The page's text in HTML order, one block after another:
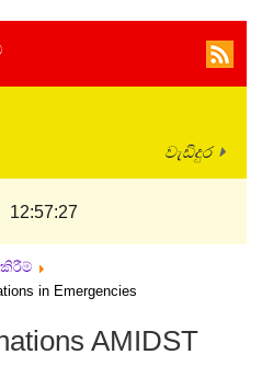
වැඩිදුර
12:57:27
කිරීම්
in Emergencies
AMIDST